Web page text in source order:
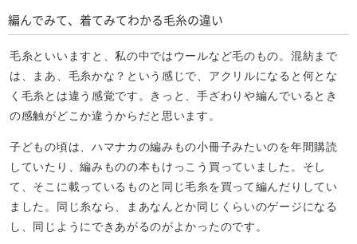
編んでみて、着てみてわかる毛糸の違い
毛糸といいますと、私の中ではウールなど毛のもの。混紡まで
は、まあ、毛糸かな？という感じで、アクリルになると何とな
く毛糸とは違う感覚です。きっと、手ざわりや編んでいるとき
の感触がどこか違うからだと思います。
子どもの頃は、ハマナカの編みもの小冊子みたいのを年間購読
していたり、編みものの本もけっこう買っていました。そし
て、そこに載っているものと同じ毛糸を買って編んだりしてい
ました。同じ糸なら、まあなんとか同じくらいのゲージになる
し、同じようにできあがるのがよかったのです。